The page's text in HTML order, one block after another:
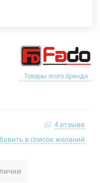
Товары этого бренда
4 отзыва
в список желаний